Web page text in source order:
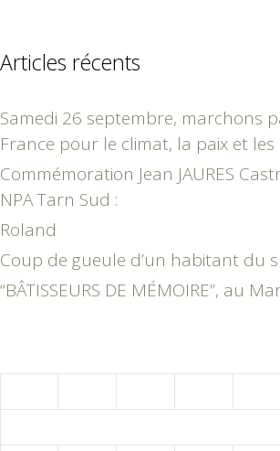
Articles récents
Samedi 26 septembre, marchons
France pour le climat, la paix et les
Commémoration Jean JAURES
NPA Tarn Sud :
Roland
Coup de gueule d’un habitant du
“BÂTISSEURS DE MÉMOIRE”, au